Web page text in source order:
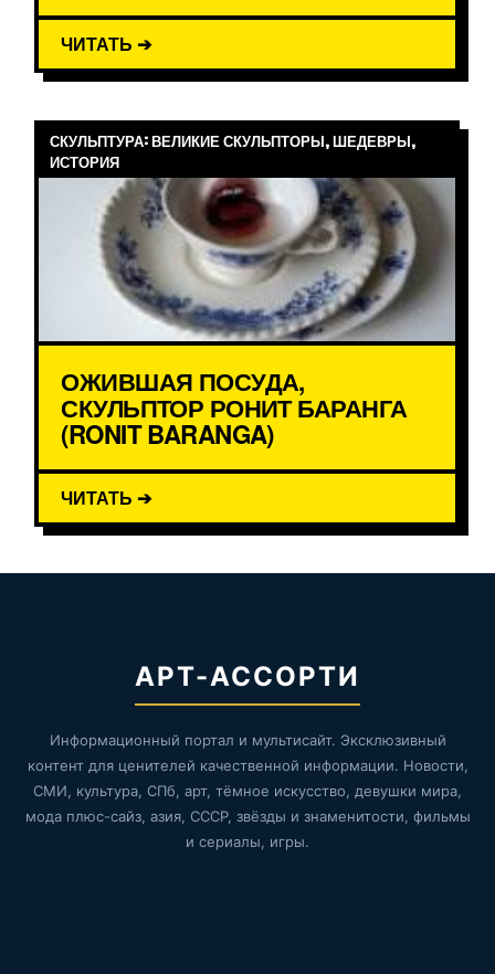
ЧИТАТЬ ➔
СКУЛЬПТУРА: ВЕЛИКИЕ СКУЛЬПТОРЫ, ШЕДЕВРЫ,
ИСТОРИЯ
ОЖИВШАЯ ПОСУДА,
СКУЛЬПТОР РОНИТ БАРАНГА
(RONIT BARANGA)
ЧИТАТЬ ➔
АРТ-АССОРТИ
Информационный портал и мультисайт. Эксклюзивный
контент для ценителей качественной информации. Новости,
СМИ, культура, СПб, арт, тёмное искусство, девушки мира,
мода плюс-сайз, азия, СССР, звёзды и знаменитости, фильмы
и сериалы, игры.